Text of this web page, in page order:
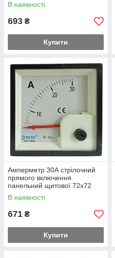
В наявності
693 ₴
Купити
Амперметр 30А стрілочний
прямого включення
панельний щитової 72х72
В наявності
671 ₴
Купити